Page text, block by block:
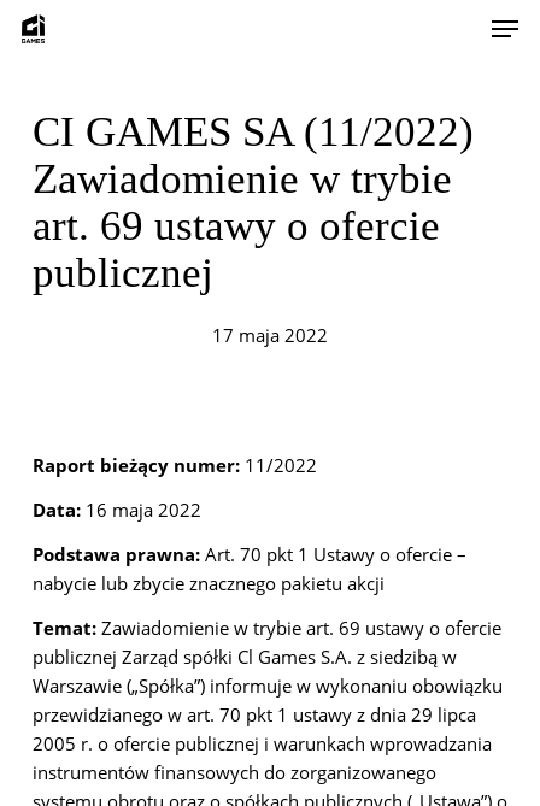
Skip
CI GAMES SA (11/2022)
Zawiadomienie w trybie
art. 69 ustawy o ofercie
publicznej
17 maja 2022
Raport bieżący numer:11/2022
Data:16 maja 2022
Podstawa prawna:Art. 70 pkt 1 Ustawy o ofercie –
nabycie lub zbycie znacznego pakietu akcji
Temat:Zawiadomienie w trybie art. 69 ustawy o ofercie
publicznej Zarząd spółki Cl Games S.A. z siedzibą w
Warszawie („Spółka”) informuje w wykonaniu obowiązku
przewidzianego w art. 70 pkt 1 ustawy z dnia 29 lipca
2005 r. o ofercie publicznej i warunkach wprowadzania
instrumentów finansowych do zorganizowanego
systemu obrotu oraz o spółkach publicznych („Ustawa”) o